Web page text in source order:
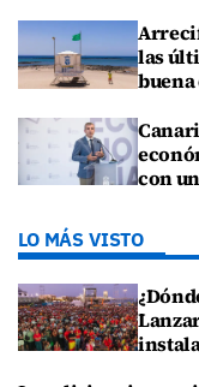
las
buena
con
LO MÁS VISTO